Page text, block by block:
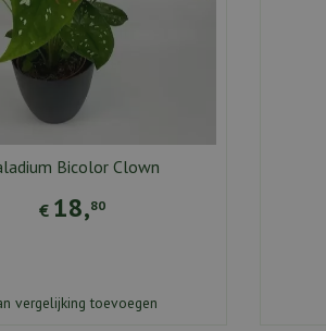
Bicolor Clown
€ 18,80
vergelijking toevoegen